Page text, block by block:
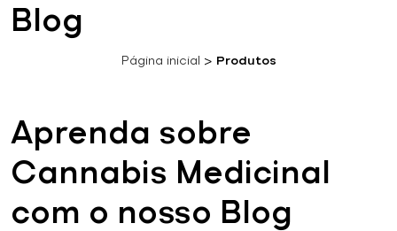
Blog
Página inicial > Produtos
Aprenda sobre
Cannabis Medicinal
com o nosso Blog